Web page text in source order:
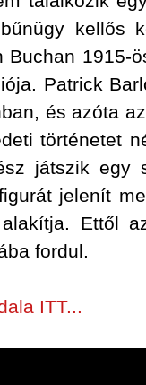
kellős
Buchan 1915-
Patrick
és azóta
történetet
játszik egy
jelenít
Ettől
fordul.
ITT...